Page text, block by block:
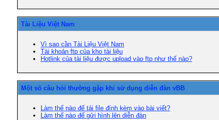
Tài Liệu Việt Nam
Vì sao cần Tài Liệu Việt Nam
Tài khoản ftp của kho tài liệu
Hotlink của tài liệu được upload vào ftp như thế nào?
Một số câu hỏi thường gặp khi sử dụng diễn đàn vBB
Làm thế nào để tải file đính kèm vào bài viết?
Làm thế nào để gửi hình lên diễn đàn